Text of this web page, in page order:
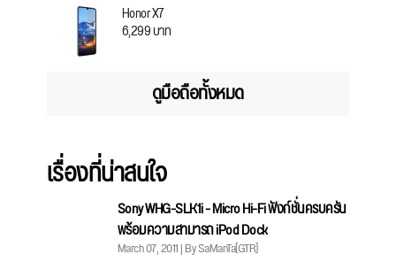
Honor X7
6,299 บาท
ดูมือถือทั้งหมด
เรื่องที่น่าสนใจ
Sony WHG-SLK1i - Micro Hi-Fi ฟังก์ชั่นครบครัน
พร้อมความสามารถ iPod Dock
March 07, 2011 | By SaManTa[GTR]